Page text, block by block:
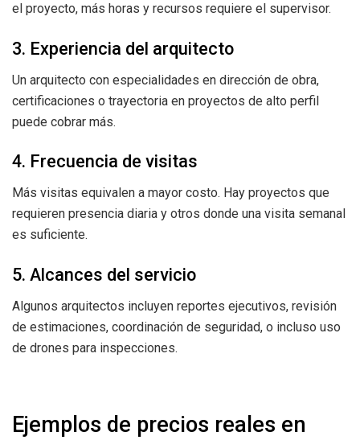
el proyecto, más horas y recursos requiere el supervisor.
3. Experiencia del arquitecto
Un arquitecto con especialidades en dirección de obra,
certificaciones o trayectoria en proyectos de alto perfil
puede cobrar más.
4. Frecuencia de visitas
Más visitas equivalen a mayor costo. Hay proyectos que
requieren presencia diaria y otros donde una visita semanal
es suficiente.
5. Alcances del servicio
Algunos arquitectos incluyen reportes ejecutivos, revisión
de estimaciones, coordinación de seguridad, o incluso uso
de drones para inspecciones.
Ejemplos de precios reales en